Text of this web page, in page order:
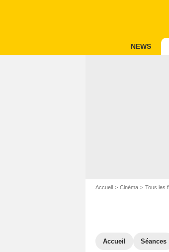
NEWS
Accueil Cinéma Tous les
Accueil Séances